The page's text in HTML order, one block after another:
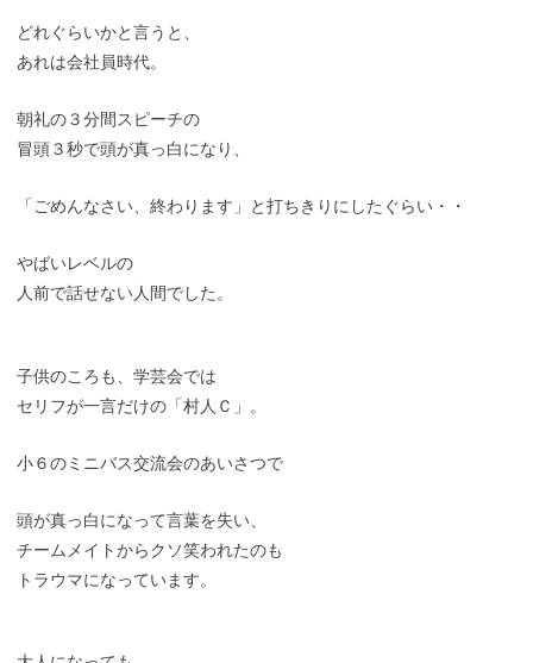
どれぐらいかと言うと、
あれは会社員時代。
朝礼の３分間スピーチの
冒頭３秒で頭が真っ白になり、
「ごめんなさい、終わります」と打ちきりにしたぐらい・・
やばいレベルの
人前で話せない人間でした。
子供のころも、学芸会では
セリフが一言だけの「村人Ｃ」。
小６のミニバス交流会のあいさつで
頭が真っ白になって言葉を失い、
チームメイトからクソ笑われたのも
トラウマになっています。